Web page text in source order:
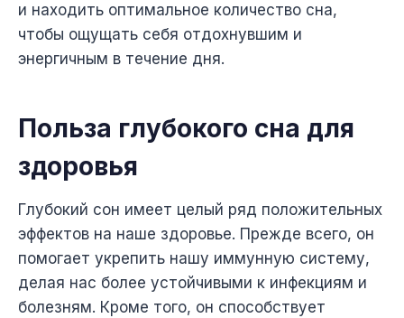
и находить оптимальное количество сна,
чтобы ощущать себя отдохнувшим и
энергичным в течение дня.
Польза глубокого сна для
здоровья
Глубокий сон имеет целый ряд положительных
эффектов на наше здоровье. Прежде всего, он
помогает укрепить нашу иммунную систему,
делая нас более устойчивыми к инфекциям и
болезням. Кроме того, он способствует